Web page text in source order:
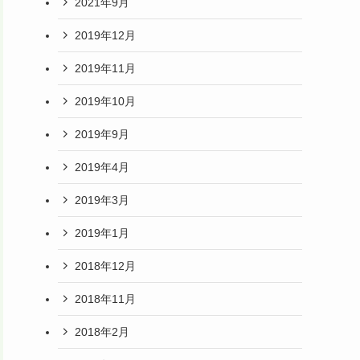
2019年12月
2019年11月
2019年10月
2019年9月
2019年4月
2019年3月
2019年1月
2018年12月
2018年11月
2018年2月